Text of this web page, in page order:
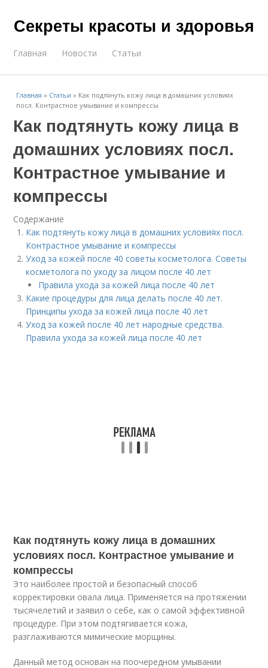
Секреты красоты и здоровья
Главная Новости Статьи
Главная » Статьи » Как подтянуть кожу лица в домашних условиях
посл. Контрастное умывание и компрессы
Как подтянуть кожу лица в
домашних условиях посл.
Контрастное умывание и
компрессы
Содержание
Как подтянуть кожу лица в домашних условиях посл.
Контрастное умывание и компрессы
Уход за кожей после 40 советы косметолога. Советы
косметолога по уходу за лицом после 40 лет
Правила ухода за кожей лица после 40 лет
Какие процедуры для лица делать после 40 лет.
Принципы ухода за кожей лица после 40 лет
Уход за кожей после 40 лет народные средства.
Правила ухода за кожей лица после 40 лет
Как подтянуть кожу лица в домашних
условиях посл. Контрастное умывание и
компрессы
Это наиболее простой и безопасный способ
корректировки овала лица. Применяется на протяжении
тысячелетий и заявил о себе, как о самой эффективной
процедуре. При этом подтягивается кожа,
разглаживаются мимические морщины.
Данный метод основан на поочередном умывании